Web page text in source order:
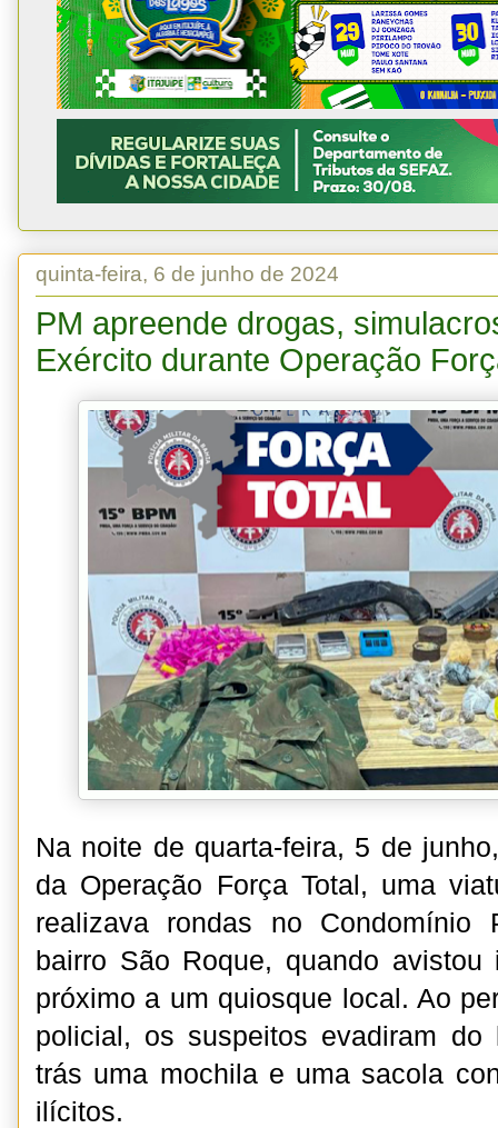
quinta-feira, 6 de junho de 2024
PM apreende drogas,
Exército durante Operação
Na noite de quarta-feira, 5 de
da Operação Força Total, uma
realizava rondas no Condomínio
bairro São Roque, quando avistou
próximo a um quiosque local. Ao
policial, os suspeitos evadiram do
trás uma mochila e uma sacola
ilícitos.